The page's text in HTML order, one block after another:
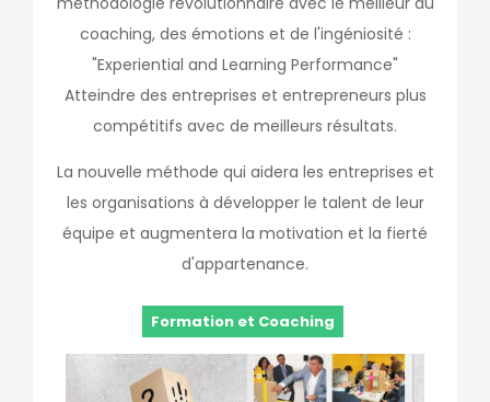
coaching, des émotions et de l'ingéniosité :
"Experiential and Learning Performance"
Atteindre des entreprises et entrepreneurs plus
compétitifs avec de meilleurs résultats.
La nouvelle méthode qui aidera les entreprises et
les organisations à développer le talent de leur
équipe et augmentera la motivation et la fierté
d'appartenance.
Formation et Coaching